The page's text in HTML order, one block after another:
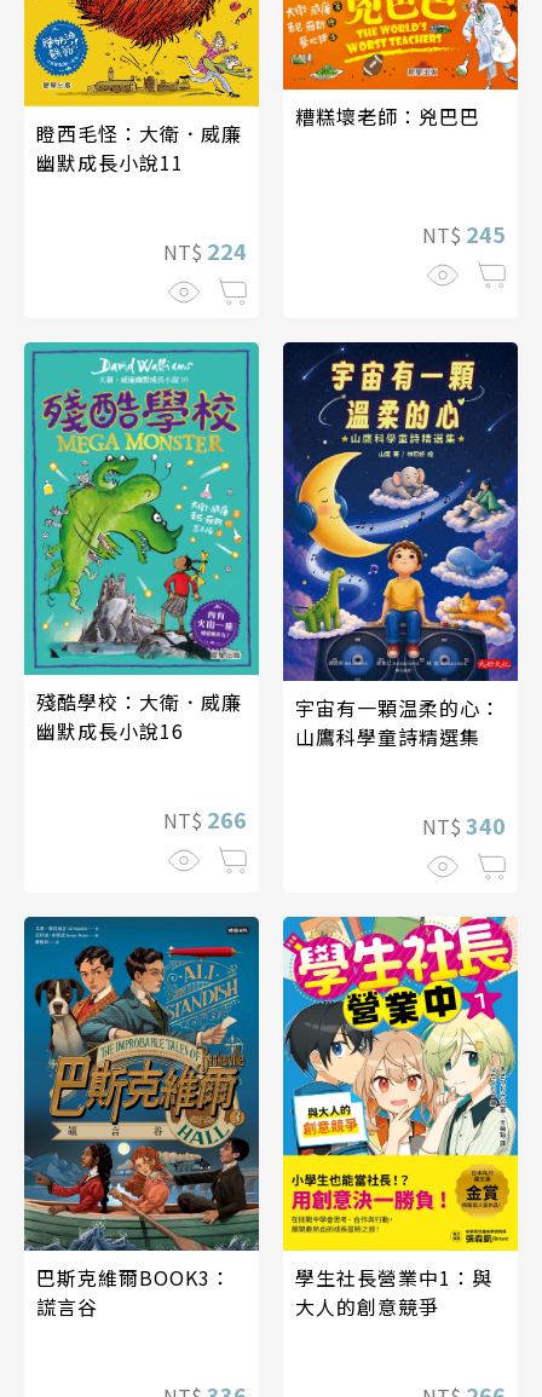
瞪西毛怪：大衛．威廉
幽默成長小說11
NT$ 224
糟糕壞老師：兇巴巴
NT$ 245
殘酷學校：大衛．威廉
幽默成長小說16
NT$ 266
宇宙有一顆温柔的心：
山鷹科學童詩精選集
NT$ 340
巴斯克維爾BOOK3：
謊言谷
學生社長營業中1：與
大人的創意競爭